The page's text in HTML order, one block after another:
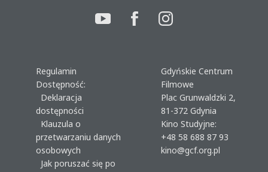
Regulamin
Dostępność:
Deklaracja
dostępności
Klauzula o
przetwarzaniu danych
osobowych
Jak poruszać się po
Gdyńskie Centrum
Filmowe
Plac Grunwaldzki 2,
81-372 Gdynia
Kino Studyjne:
+48 58 688 87 93
kino@gcf.org.pl